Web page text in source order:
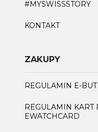
#MYSWISSSTORY
KONTAKT
ZAKUPY
REGULAMIN E-
REGULAMIN KART
EWATCHCARD